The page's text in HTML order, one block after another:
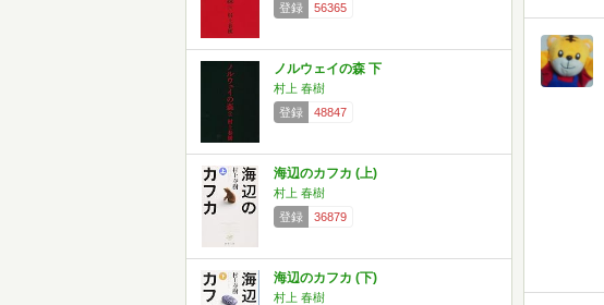
登録
56365
ノルウェイの森 下
村上 春樹
登録
48847
海辺のカフカ (上)
村上 春樹
登録
36879
海辺のカフカ (下)
村上 春樹